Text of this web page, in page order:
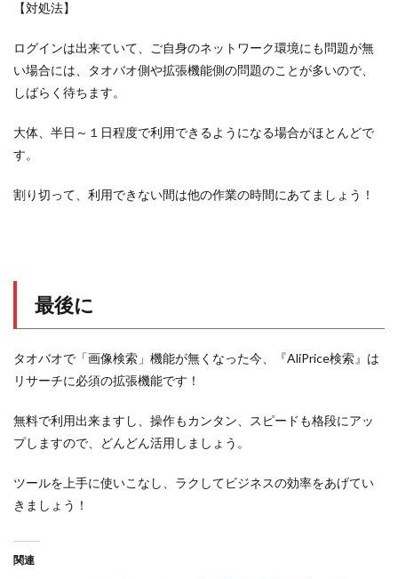
【対処法】
ログインは出来ていて、ご自身のネットワーク環境にも問題が無
い場合には、タオバオ側や拡張機能側の問題のことが多いので、
しばらく待ちます。
大体、半日～１日程度で利用できるようになる場合がほとんどで
す。
割り切って、利用できない間は他の作業の時間にあてましょう！
最後に
タオバオで「画像検索」機能が無くなった今、『AliPrice検索』は
リサーチに必須の拡張機能です！
無料で利用出来ますし、操作もカンタン、スピードも格段にアッ
プしますので、どんどん活用しましょう。
ツールを上手に使いこなし、ラクしてビジネスの効率をあげてい
きましょう！
関連